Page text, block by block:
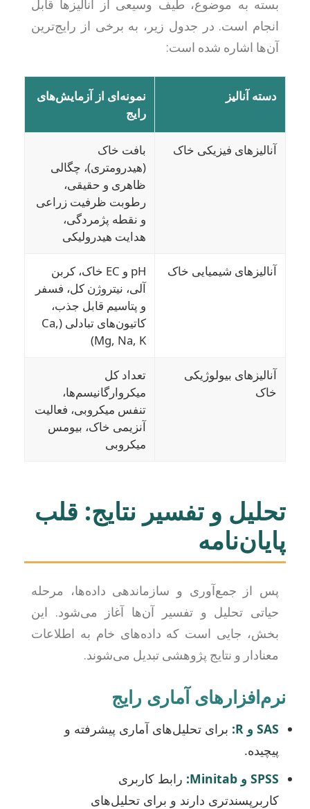
بسته به موضوع، طیف وسیعی از آنالیزها قابل
انجام است. در جدول زیر، به برخی از رایج‌ترین
آن‌ها اشاره شده است:
دسته آنالیز
نمونه‌ای از آزمایش‌های
رایج
آنالیزهای فیزیکی خاک
بافت خاک
(هیدرومتری)، چگالی
ظاهری و حقیقی،
رطوبت ظرفیت زراعی
و نقطه پژمردگی،
هدایت هیدرولیکی
آنالیزهای شیمیایی خاک
pH و EC خاک، کربن
آلی، نیتروژن کل، فسفر
و پتاسیم قابل جذب،
کاتیون‌های تبادلی (Ca,
Mg, Na, K)
آنالیزهای بیولوژیکی
خاک
تعداد کل
میکروارگانیسم‌ها،
تنفس میکروبی، فعالیت
آنزیمی خاک، بیومس
میکروبی
تحلیل و تفسیر نتایج: قلب
پایان‌نامه
پس از جمع‌آوری و سازماندهی داده‌ها، مرحله
حیاتی تحلیل و تفسیر آن‌ها آغاز می‌شود. این
بخش، جایی است که داده‌های خام به اطلاعات
معنادار و نتایج پژوهشی تبدیل می‌شوند.
نرم‌افزارهای آماری رایج
SAS و R:
برای تحلیل‌های آماری پیشرفته و
پیچیده.
SPSS و Minitab:
رابط کاربری
کاربرپسندتری دارند و برای تحلیل‌های